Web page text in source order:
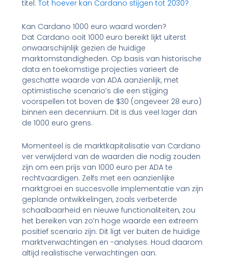
titel: Tot hoever kan Cardano stijgen tot 2030?
Kan Cardano 1000 euro waard worden?
Dat Cardano ooit 1000 euro bereikt lijkt uiterst
onwaarschijnlijk gezien de huidige
marktomstandigheden. Op basis van historische
data en toekomstige projecties varieert de
geschatte waarde van ADA aanzienlijk, met
optimistische scenario’s die een stijging
voorspellen tot boven de $30 (ongeveer 28 euro)
binnen een decennium. Dit is dus veel lager dan
de 1000 euro grens.
Momenteel is de marktkapitalisatie van Cardano
ver verwijderd van de waarden die nodig zouden
zijn om een prijs van 1000 euro per ADA te
rechtvaardigen. Zelfs met een aanzienlijke
marktgroei en succesvolle implementatie van zijn
geplande ontwikkelingen, zoals verbeterde
schaalbaarheid en nieuwe functionaliteiten, zou
het bereiken van zo’n hoge waarde een extreem
positief scenario zijn. Dit ligt ver buiten de huidige
marktverwachtingen en -analyses. Houd daarom
altijd realistische verwachtingen aan.